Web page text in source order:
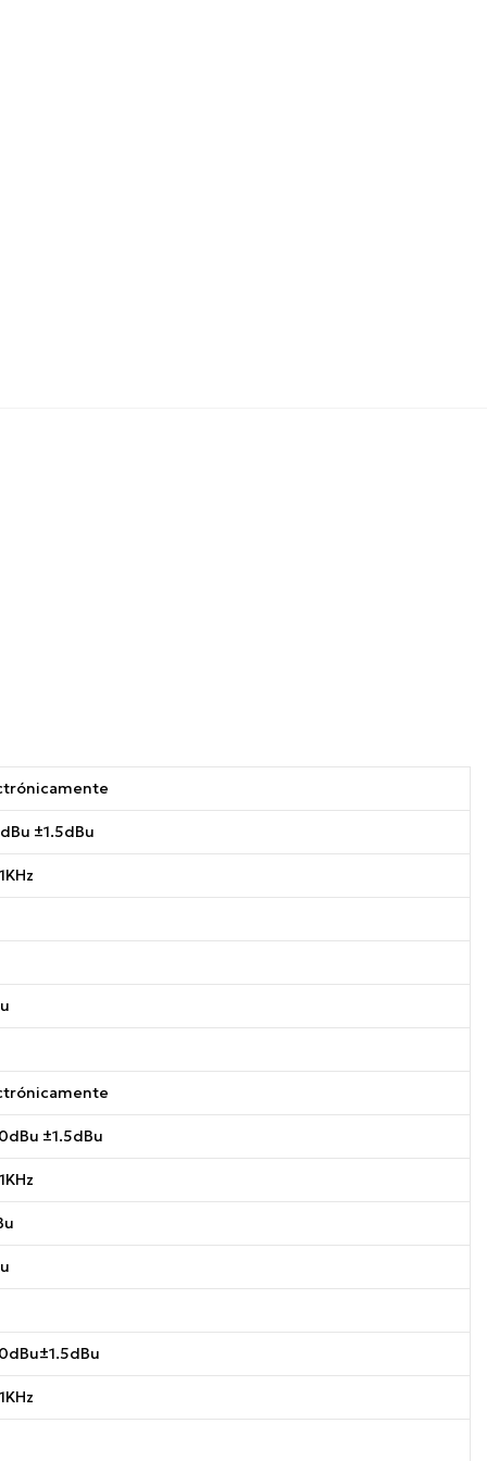
±1.5dBu
±1.5dBu